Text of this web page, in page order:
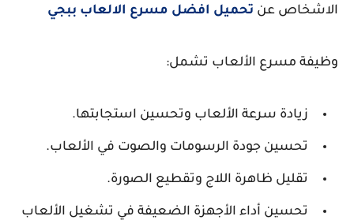
الاشخاص عن تحميل افضل مسرع الالعاب ببجي
وظيفة مسرع الألعاب تشمل:
زيادة سرعة الألعاب وتحسين استجابتها.
تحسين جودة الرسومات والصوت في الألعاب.
تقليل ظاهرة اللاج وتقطيع الصورة.
تحسين أداء الأجهزة الضعيفة في تشغيل الألعاب